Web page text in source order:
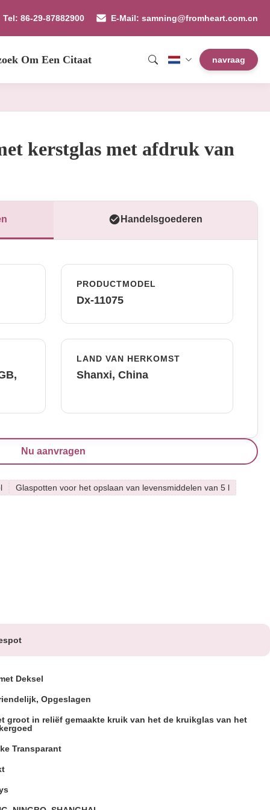
Tel: 86-29-87882900 E-Mail: samning@fromheart.com.cn
Om Een Citaat navraag
kerstglas met afdruk van
Handelsgoederen
PRODUCTMODEL
Dx-11075
LAND VAN HERKOMST
Shanxi, China
Nu aanvragen
Glaspotten voor het opslaan van levensmiddelen van 5 l
Deksel
Opgeslagen
groot in reliëf gemaakte kruik van het de kruikglas van het
Transparant